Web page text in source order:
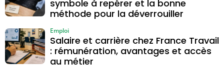
symbole à repérer et la bonne
méthode pour la déverrouiller
Salaire et carrière chez France Travail
: rémunération, avantages et accès
au métier
Emploi